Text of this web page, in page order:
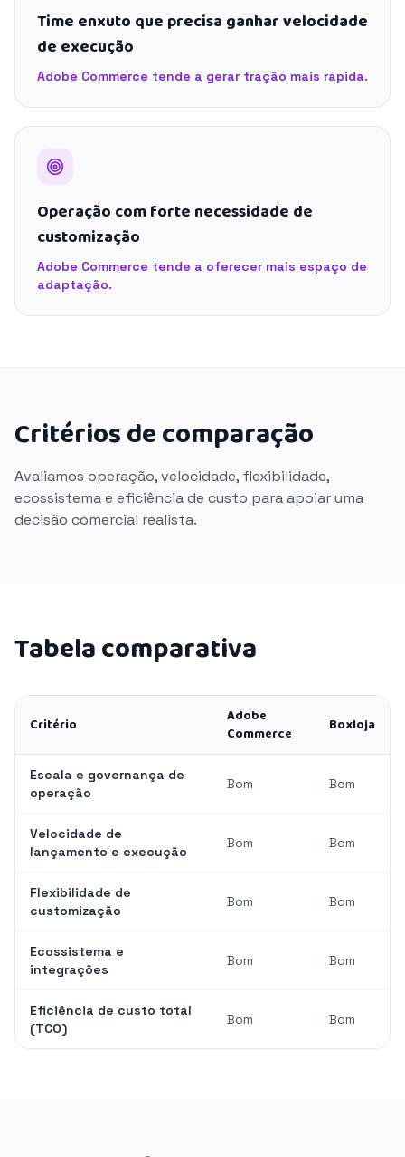
Time enxuto que precisa ganhar velocidade
de execução
Adobe Commerce tende a gerar tração mais rápida.
Operação com forte necessidade de
customização
Adobe Commerce tende a oferecer mais espaço de
adaptação.
Critérios de comparação
Avaliamos operação, velocidade, flexibilidade,
ecossistema e eficiência de custo para apoiar uma
decisão comercial realista.
Tabela comparativa
Critério
Adobe
Commerce
Boxloja
Escala e governança de
operação
Bom Bom
Velocidade de
lançamento e execução
Bom Bom
Flexibilidade de
customização
Bom Bom
Ecossistema e
integrações
Bom Bom
Eficiência de custo total
(TCO)
Bom Bom